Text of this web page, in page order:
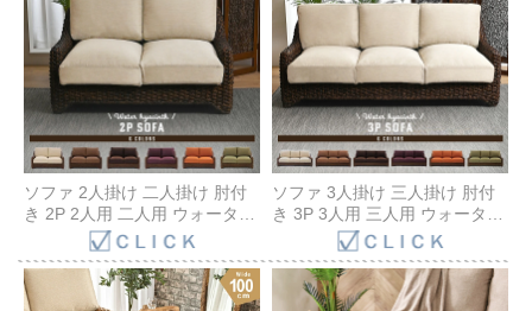
ソファ 2人掛け 二人掛け 肘付
き 2P 2人用 二人用 ウォーター
ヒヤシンス クッション アジア
ン バリ ナチュラル 家具 リゾー
ト 6色 生地 選べる ホテル ダー
クブラウン acbi ACD772DK
ソファ 3人掛け 三人掛け 肘付
き 3P 3人用 三人用 ウォーター
ヒヤシンス クッション アジア
ン バリ ナチュラル 家具 リゾー
ト 6色 生地 選べる ホテル ダー
クブラウン acbi ACD773DK